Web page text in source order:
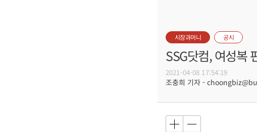
시장과머니 공시
SSG닷컴, 여성복
2021-04-08 17:54:19
조충희 기자 -